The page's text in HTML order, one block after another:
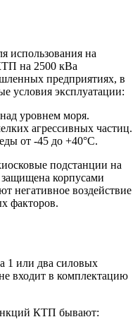
использования на
на 2500 кВа
предприятиях, в
условия эксплуатации:
уровнем моря.
агрессивных частиц.
от -45 до +40°С.
подстанции на
корпусами
негативное воздействие
факторов.
1 или два силовых
входит в комплектацию
КТП бывают: